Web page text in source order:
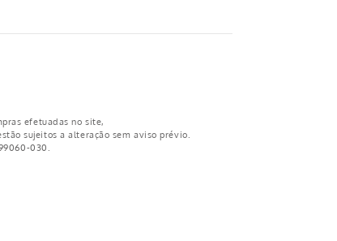
efetuadas no site,
sujeitos a alteração sem aviso prévio.
030.